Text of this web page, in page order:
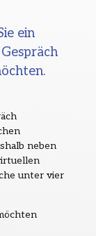
ein
neben
unter vier